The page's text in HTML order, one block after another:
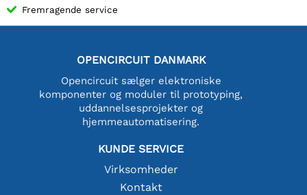
Fremragende service
OPENCIRCUIT DANMARK
Opencircuit sælger elektroniske
komponenter og moduler til prototyping,
uddannelsesprojekter og
hjemmeautomatisering.
KUNDE SERVICE
Virksomheder
Kontakt